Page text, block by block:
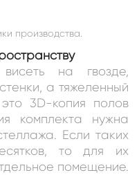
производства.
на гвозде,
а тяжеленный
3D-копия полов
комплекта нужна
Если таких
то для их
помещение.